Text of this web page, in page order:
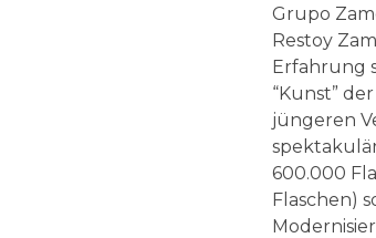
Grupo
Restoy
Erfahrung
“Kunst”
jüngeren
600.000
Flaschen)